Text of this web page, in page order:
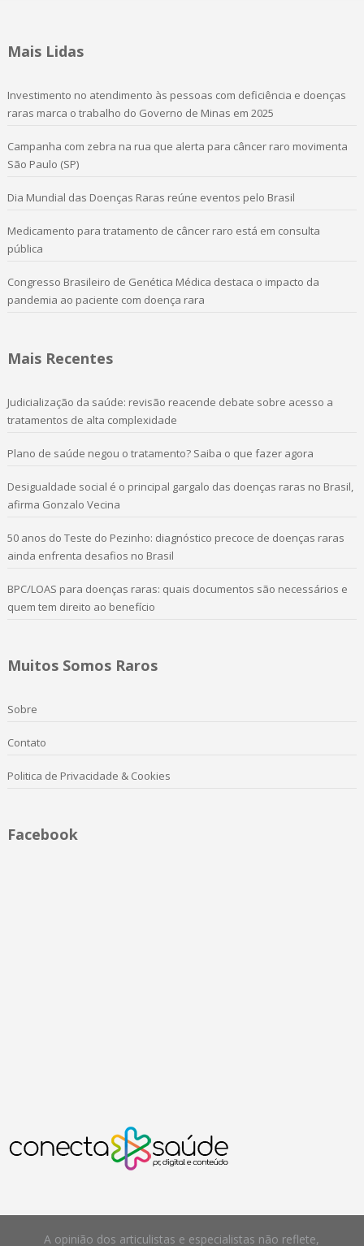
Mais Lidas
Investimento no atendimento às pessoas com deficiência e doenças
raras marca o trabalho do Governo de Minas em 2025
Campanha com zebra na rua que alerta para câncer raro movimenta
São Paulo (SP)
Dia Mundial das Doenças Raras reúne eventos pelo Brasil
Medicamento para tratamento de câncer raro está em consulta
pública
Congresso Brasileiro de Genética Médica destaca o impacto da
pandemia ao paciente com doença rara
Mais Recentes
Judicialização da saúde: revisão reacende debate sobre acesso a
tratamentos de alta complexidade
Plano de saúde negou o tratamento? Saiba o que fazer agora
Desigualdade social é o principal gargalo das doenças raras no Brasil,
afirma Gonzalo Vecina
50 anos do Teste do Pezinho: diagnóstico precoce de doenças raras
ainda enfrenta desafios no Brasil
BPC/LOAS para doenças raras: quais documentos são necessários e
quem tem direito ao benefício
Muitos Somos Raros
Sobre
Contato
Politica de Privacidade & Cookies
Facebook
A opinião dos articulistas e especialistas não reflete,